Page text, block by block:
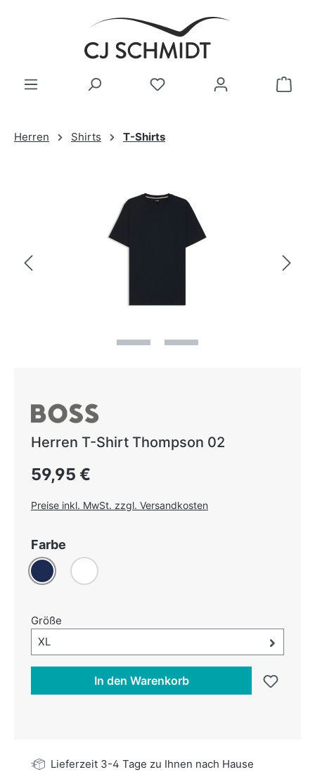
Zum Hauptinhalt springen
Herren Shirts T-Shirts
Herren T-Shirt Thompson 02
Regulärer Preis:
59,95 €
Preise inkl. MwSt. zzgl. Versandkosten
Farbe
Dunkelblau
Weiß
Größe
Größe-Auswahl öffnen, aktuell ausgewählt:
XL
In den Warenkorb
Lieferzeit 3-4 Tage zu Ihnen nach Hause